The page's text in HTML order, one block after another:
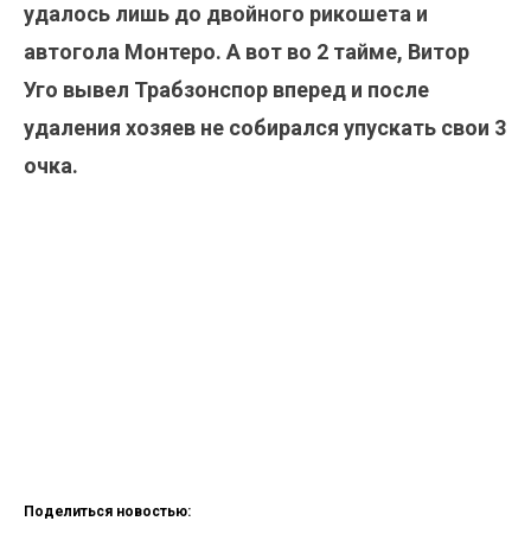
удалось лишь до двойного рикошета и
автогола Монтеро. А вот во 2 тайме, Витор
Уго вывел Трабзонспор вперед и после
удаления хозяев не собирался упускать свои 3
очка.
Поделиться новостью: